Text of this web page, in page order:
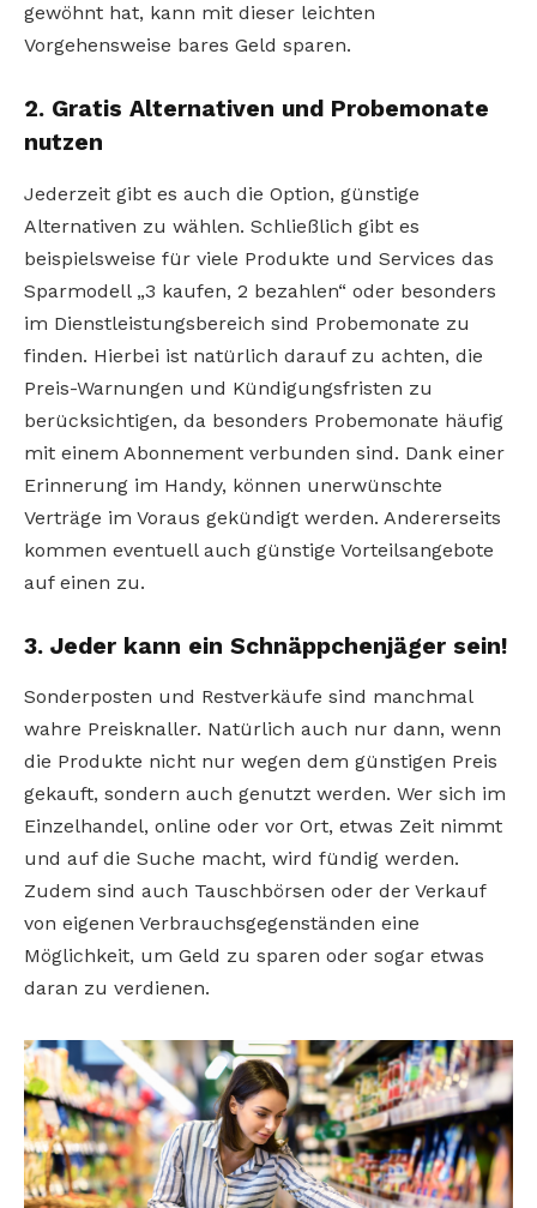
gewöhnt hat, kann mit dieser leichten
Vorgehensweise bares Geld sparen.
2. Gratis Alternativen und Probemonate
nutzen
Jederzeit gibt es auch die Option, günstige
Alternativen zu wählen. Schließlich gibt es
beispielsweise für viele Produkte und Services das
Sparmodell „3 kaufen, 2 bezahlen“ oder besonders
im Dienstleistungsbereich sind Probemonate zu
finden. Hierbei ist natürlich darauf zu achten, die
Preis-Warnungen und Kündigungsfristen zu
berücksichtigen, da besonders Probemonate häufig
mit einem Abonnement verbunden sind. Dank einer
Erinnerung im Handy, können unerwünschte
Verträge im Voraus gekündigt werden. Andererseits
kommen eventuell auch günstige Vorteilsangebote
auf einen zu.
3. Jeder kann ein Schnäppchenjäger sein!
Sonderposten und Restverkäufe sind manchmal
wahre Preisknaller. Natürlich auch nur dann, wenn
die Produkte nicht nur wegen dem günstigen Preis
gekauft, sondern auch genutzt werden. Wer sich im
Einzelhandel, online oder vor Ort, etwas Zeit nimmt
und auf die Suche macht, wird fündig werden.
Zudem sind auch Tauschbörsen oder der Verkauf
von eigenen Verbrauchsgegenständen eine
Möglichkeit, um Geld zu sparen oder sogar etwas
daran zu verdienen.